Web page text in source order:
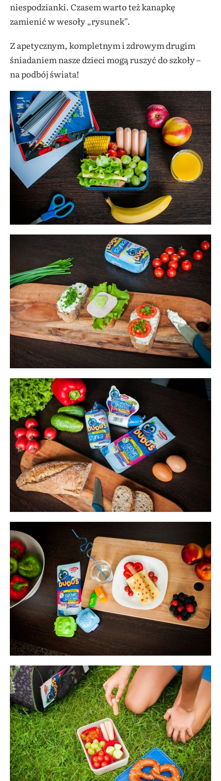
niespodzianki. Czasem warto też kanapkę
zamienić w wesoły „rysunek”.
Z apetycznym, kompletnym i zdrowym drugim
śniadaniem nasze dzieci mogą ruszyć do szkoły –
na podbój świata!